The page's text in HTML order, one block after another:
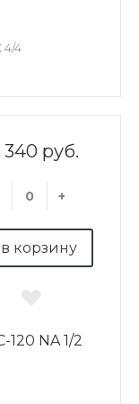
4/4
340 руб.
+
в корзину
120 NA 1/2